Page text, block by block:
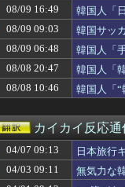
海外「空になったチュ
【海外の反応】桜島の
韓国人「オ・セフン当
ロシアが子供たちにも
海外の反応：村上宗隆
海外「投手大谷が恋し
【海外の反応】村上宗
韓国人「昨日Jリーグで
韓国人「村上宗隆、100
韓国人「イランの女性
【衝撃】韓国人「阪神
れいわ新選組の新しい
08/09 16:49
韓国人「
はこんな
08/09 09:03
韓国サッ
ｗｗ」「
08/09 06:48
韓国人「
う姿は韓
震】
08/08 20:47
韓国人「
恥だ」「
08/08 10:46
韓国人「
カイカイ反応通
04/07 09:13
日本旅行
04/03 09:11
無気力な